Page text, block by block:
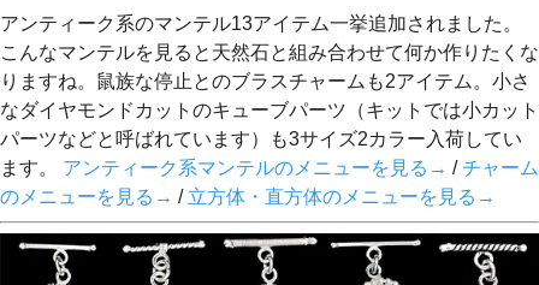
アンティーク系のマンテル13アイテム一挙追加されました。
こんなマンテルを見ると天然石と組み合わせて何か作りたくな
りますね。鼠族な停止とのブラスチャームも2アイテム。小さ
なダイヤモンドカットのキューブパーツ（キットでは小カット
パーツなどと呼ばれています）も3サイズ2カラー入荷してい
ます。 アンティーク系マンテルのメニューを見る→ /チャーム
のメニューを見る→ / 立方体・直方体のメニューを見る→